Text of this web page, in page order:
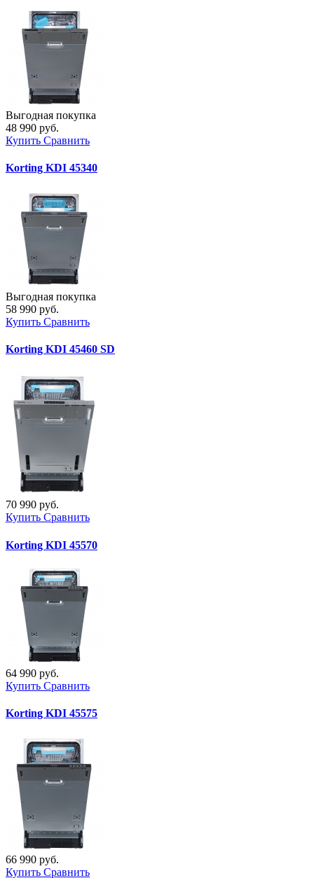
Выгодная покупка
48 990 руб.
Купить Сравнить
Korting KDI 45340
Выгодная покупка
58 990 руб.
Купить Сравнить
Korting KDI 45460 SD
70 990 руб.
Купить Сравнить
Korting KDI 45570
64 990 руб.
Купить Сравнить
Korting KDI 45575
66 990 руб.
Купить Сравнить